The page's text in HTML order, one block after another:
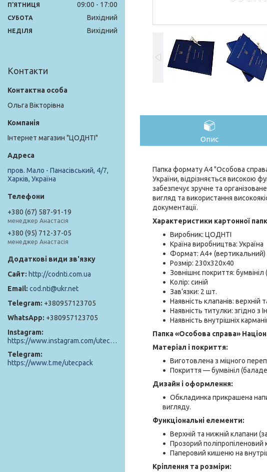
Опис
Папка формату А4 "Особова
України, відрізняється високою
забезпечує зручне та
вигляд та використання
документації.
Характеристики картонної
Виробник: ЦОДНТІ
Країна виробництва: Україна
Формат: А4+ (вертикальний)
Розмір: 230х320х40
Зовнішнє покриття: бумвініл
Колір: синій
Зав’язки: 2 шт.
Наявність клапанів: верхній
Наявність титулки: згідно з
Наявність внутрішніх
Папка «Особова справа»
Матеріал і покриття:
Виготовлена з міцного
Покриття — бумвініл
Дизайн і оформлення:
Обкладинка прикрашена
вигляду.
Функціональні елементи:
Верхній та нижній клапани
Прозорий поліпропіленовий
Паперовий кишеню на
Кріплення та розміри:
ПʼЯТНИЦЯ 09:00 17:00
СУБОТА Вихідний
НЕДІЛЯ Вихідний
Контакти
Ольга Вікторівна
Інтернет магазин "ЦОДНТІ"
пров. Мало - Панасівський, 4/7,
Харків, Україна
+380 (67) 587-91-19
менеджер Анастасія
+380 (95) 712-37-05
менеджер Анастасія
http://codnti.com.ua
cod.nti@ukr.net
+380957123705
+380957123705
Instagram
https://www.instagram.com/utec_pack/
Telegram
https://www.t.me/utecpack